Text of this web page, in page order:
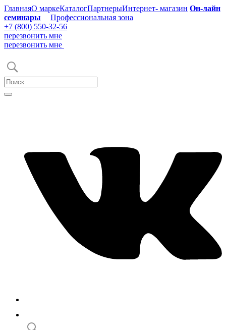
ГлавнаяО маркеКаталогПартнерыИнтернет- магазин Он-лайн
семинары
Профессиональная зона
+7 (800) 550-32-56
перезвонить мне
перезвонить мне